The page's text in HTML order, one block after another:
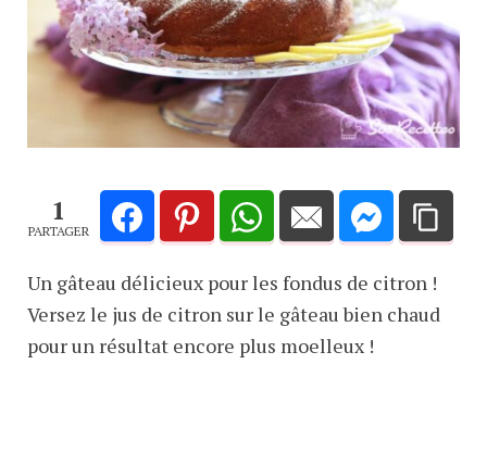
1
PARTAGER
Un gâteau délicieux pour les fondus de citron !
Versez le jus de citron sur le gâteau bien chaud
pour un résultat encore plus moelleux !